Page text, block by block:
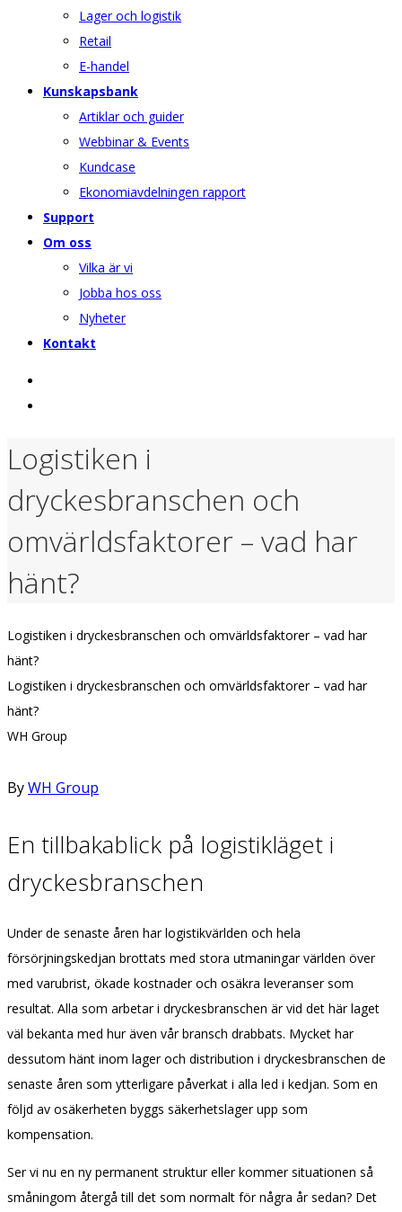
Lager och logistik
Retail
E-handel
Kunskapsbank
Artiklar och guider
Webbinar & Events
Kundcase
Ekonomiavdelningen rapport
Support
Om oss
Vilka är vi
Jobba hos oss
Nyheter
Kontakt
Logistiken i
dryckesbranschen och
omvärldsfaktorer – vad har
hänt?
Logistiken i dryckesbranschen och omvärldsfaktorer – vad har
hänt?
Logistiken i dryckesbranschen och omvärldsfaktorer – vad har
hänt?
WH Group
ByWH Group
En tillbakablick på logistikläget i
dryckesbranschen
Under de senaste åren har logistikvärlden och hela
försörjningskedjan brottats med stora utmaningar världen över
med varubrist, ökade kostnader och osäkra leveranser som
resultat. Alla som arbetar i dryckesbranschen är vid det här laget
väl bekanta med hur även vår bransch drabbats. Mycket har
dessutom hänt inom lager och distribution i dryckesbranschen de
senaste åren som ytterligare påverkat i alla led i kedjan. Som en
följd av osäkerheten byggs säkerhetslager upp som
kompensation.
Ser vi nu en ny permanent struktur eller kommer situationen så
småningom återgå till det som normalt för några år sedan? Det